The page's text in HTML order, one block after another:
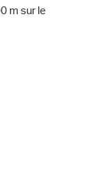
m sur le